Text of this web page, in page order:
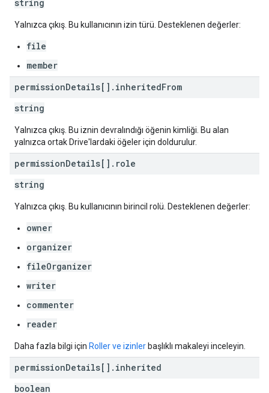
string
Yalnızca çıkış. Bu kullanıcının izin türü. Desteklenen değerler:
file
member
permissionDetails[] . inheritedFrom
string
Yalnızca çıkış. Bu iznin devralındığı öğenin kimliği. Bu alan
yalnızca ortak Drive'lardaki öğeler için doldurulur.
permissionDetails[] . role
string
Yalnızca çıkış. Bu kullanıcının birincil rolü. Desteklenen değerler:
owner
organizer
fileOrganizer
writer
commenter
reader
Daha fazla bilgi için Roller ve izinler başlıklı makaleyi inceleyin.
permissionDetails[] . inherited
boolean